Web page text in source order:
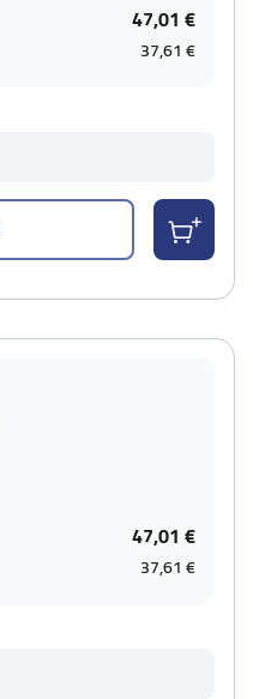
47,01 €
37,61 €
47,01 €
37,61 €